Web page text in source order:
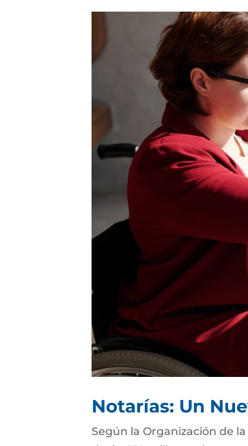
Notarías: Un
Según la Organización de